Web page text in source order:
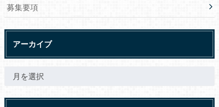
募集要項
アーカイブ